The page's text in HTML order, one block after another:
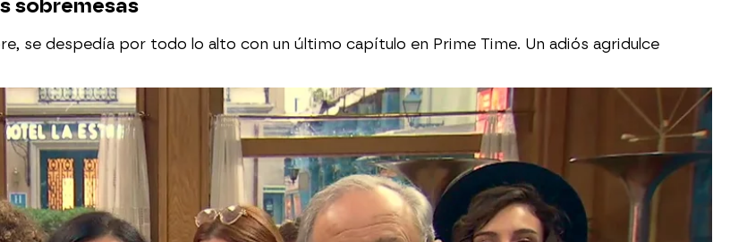
sobremesas
se despedía por todo lo alto con un último capítulo en Prime Time. Un adiós agridulce